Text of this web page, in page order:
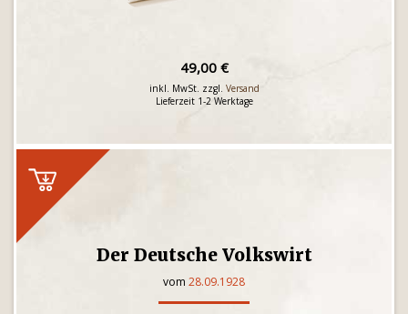
49,00 €
inkl. MwSt. zzgl. Versand
Lieferzeit 1-2 Werktage
Der Deutsche Volkswirt
vom 28.09.1928